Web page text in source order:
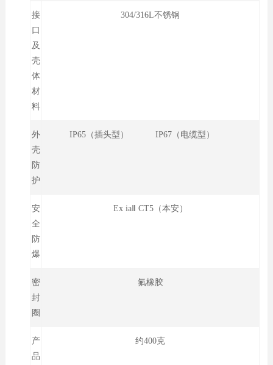
接
口
及
壳
体
材
料
304/316L不锈钢
外
壳
防
护
IP65（插头型） IP67（电缆型）
安
全
防
爆
Ex iaⅡ CT5（本安）
密
封
圈
氟橡胶
产
品
约400克